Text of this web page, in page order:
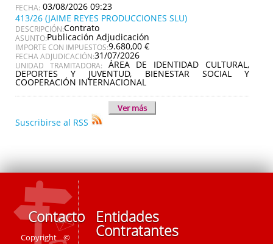
03/08/2026 09:23
413/26 (JAIME REYES PRODUCCIONES SLU)
DESCRIPCIÓN:Contrato
ASUNTO:Publicación Adjudicación
IMPORTE CON IMPUESTOS:9.680,00 €
FECHA ADJUDICACIÓN:31/07/2026
UNIDAD TRAMITADORA: ÁREA DE IDENTIDAD CULTURAL,
DEPORTES Y JUVENTUD, BIENESTAR SOCIAL Y
COOPERACIÓN INTERNACIONAL
Ver más
Suscribirse al RSS
Contacto
Copyright ©
Entidades
Contratantes